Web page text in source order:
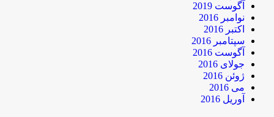
آگوست 2019
نوامبر 2016
اکتبر 2016
سپتامبر 2016
آگوست 2016
جولای 2016
ژوئن 2016
می 2016
آوریل 2016